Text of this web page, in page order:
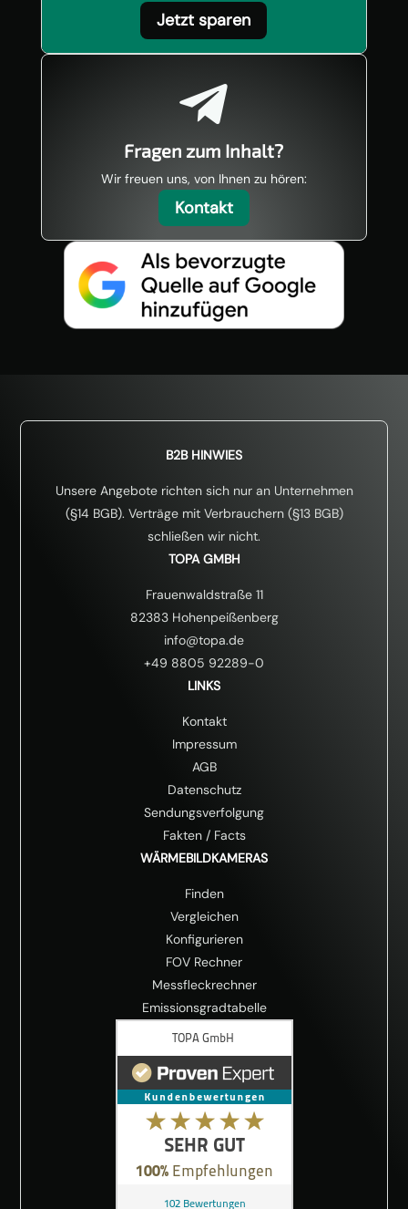
Jetzt sparen

Fragen zum Inhalt?
Wir freuen uns, von Ihnen zu hören:
Kontakt
B2B HINWIES
Unsere Angebote richten sich nur an Unternehmen
(§14 BGB). Verträge mit Verbrauchern (§13 BGB)
schließen wir nicht.
TOPA GMBH
Frauenwaldstraße 11
82383 Hohenpeißenberg
info@topa.de
+49 8805 92289-0
LINKS
Kontakt
Impressum
AGB
Datenschutz
Sendungsverfolgung
Fakten/ Facts
WÄRMEBILDKAMERAS
Finden
Vergleichen
Konfigurieren
FOV Rechner
Messfleckrechner
Emissionsgradtabelle